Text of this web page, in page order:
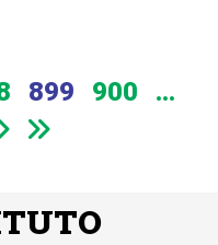
899 900
...